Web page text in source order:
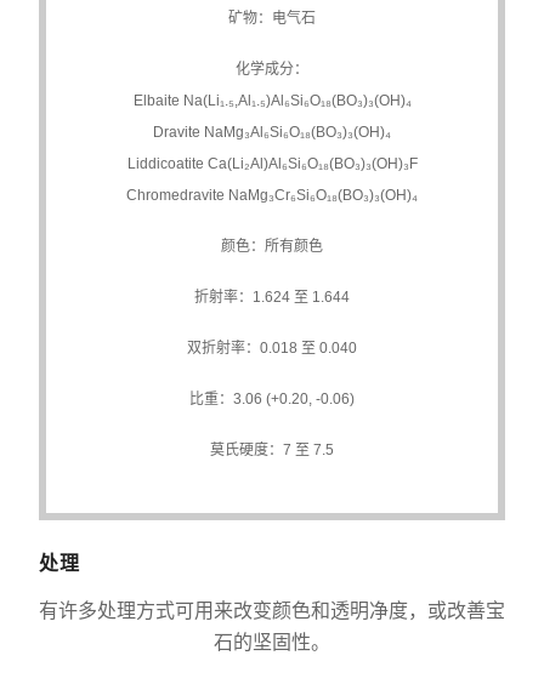
矿物：电气石
化学成分：
Elbaite Na(Li₁.₅,Al₁.₅)Al₆Si₆O₁₈(BO₃)₃(OH)₄
Dravite NaMg₃Al₆Si₆O₁₈(BO₃)₃(OH)₄
Liddicoatite Ca(Li₂Al)Al₆Si₆O₁₈(BO₃)₃(OH)₃F
Chromedravite NaMg₃Cr₆Si₆O₁₈(BO₃)₃(OH)₄
颜色：所有颜色
折射率：1.624 至 1.644
双折射率：0.018 至 0.040
比重：3.06 (+0.20, -0.06)
莫氏硬度：7 至 7.5
处理
有许多处理方式可用来改变颜色和透明净度，或改善宝
石的坚固性。